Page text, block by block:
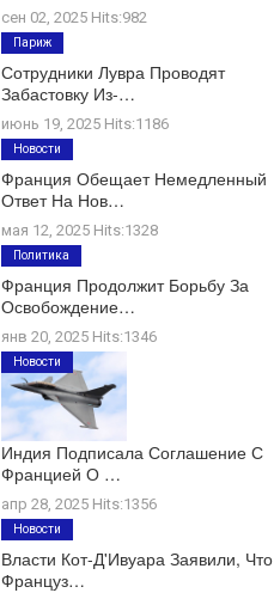
сен 02, 2025 Hits:982
Сотрудники Лувра Проводят
Забастовку Из-…
июнь 19, 2025 Hits:1186
Париж
Франция Обещает Немедленный
Ответ На Нов…
мая 12, 2025 Hits:1328
Новости
Франция Продолжит Борьбу За
Освобождение…
янв 20, 2025 Hits:1346
Политика
Индия Подписала Соглашение С
Францией О …
апр 28, 2025 Hits:1356
Новости
Власти Кот-Д'Ивуара Заявили, Что
Француз…
Новости